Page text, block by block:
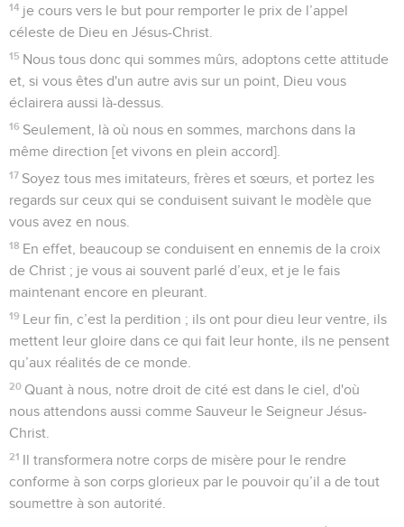
14 je cours vers le but pour remporter le prix de l’appel
céleste de Dieu en Jésus-Christ.
15 Nous tous donc qui sommes mûrs, adoptons cette attitude
et, si vous êtes d'un autre avis sur un point, Dieu vous
éclairera aussi là-dessus.
16 Seulement, là où nous en sommes, marchons dans la
même direction [et vivons en plein accord].
17 Soyez tous mes imitateurs, frères et sœurs, et portez les
regards sur ceux qui se conduisent suivant le modèle que
vous avez en nous.
18 En effet, beaucoup se conduisent en ennemis de la croix
de Christ ; je vous ai souvent parlé d’eux, et je le fais
maintenant encore en pleurant.
19 Leur fin, c’est la perdition ; ils ont pour dieu leur ventre, ils
mettent leur gloire dans ce qui fait leur honte, ils ne pensent
qu’aux réalités de ce monde.
20 Quant à nous, notre droit de cité est dans le ciel, d'où
nous attendons aussi comme Sauveur le Seigneur Jésus-
Christ.
21 Il transformera notre corps de misère pour le rendre
conforme à son corps glorieux par le pouvoir qu’il a de tout
soumettre à son autorité.